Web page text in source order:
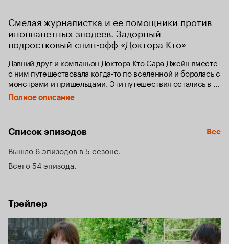
Смелая журналистка и ее помощники против
инопланетных злодеев. Задорный
подростковый спин-офф «Доктора Кто»
Давний друг и компаньон Доктора Кто Сара Джейн вместе
с ним путешествовала когда-то по вселенной и боролась с
монстрами и пришельцами. Эти путешествия остались в
прошлом, но Сара Джейн продолжает расследовать
неземные происшествия и спасать Землю уже в качестве
а также звуковая помада и верный компьютер — мистер
Полное описание
Список эпизодов Все
Вышло 6 эпизодов в 5 сезоне
Всего 54 эпизода
Трейлер